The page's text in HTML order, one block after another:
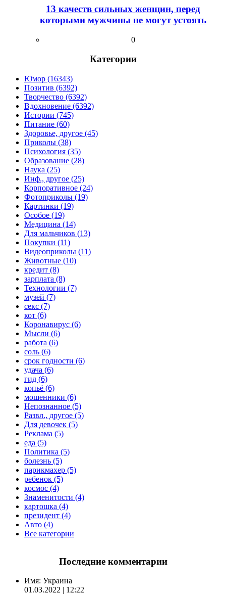
13 качеств сильных женщин, перед
которыми мужчины не могут устоять
0
Категории
Юмор (16343)
Позитив (6392)
Творчество (6392)
Вдохновение (6392)
Истории (745)
Питание (60)
Здоровье, другое (45)
Приколы (38)
Психология (35)
Образование (28)
Наука (25)
Инф., другое (25)
Корпоративное (24)
Фотоприколы (19)
Картинки (19)
Особое (19)
Медицина (14)
Для мальчиков (13)
Покупки (11)
Видеоприколы (11)
Животные (10)
кредит (8)
зарплата (8)
Технологии (7)
музей (7)
секс (7)
кот (6)
Коронавирус (6)
Мысли (6)
работа (6)
соль (6)
срок годности (6)
удача (6)
гид (6)
копьё (6)
мошенники (6)
Непознанное (5)
Развл., другое (5)
Для девочек (5)
Реклама (5)
еда (5)
Политика (5)
болезнь (5)
парикмахер (5)
ребенок (5)
космос (4)
Знаменитости (4)
картошка (4)
президент (4)
Авто (4)
Все категории
Последние комментарии
Имя: Украина
01.03.2022 | 12:22